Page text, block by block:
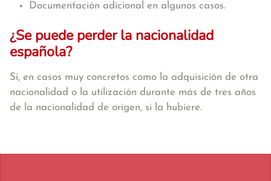
Documentación adicional en algunos casos.
¿Se puede perder la nacionalidad
española?
Sí, en casos muy concretos como la adquisición de otra
nacionalidad o la utilización durante más de tres años
de la nacionalidad de origen, si la hubiere.